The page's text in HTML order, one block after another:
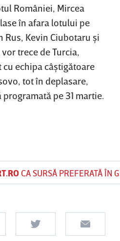
României, Mircea
în afara lotului pe
Rus, Kevin Ciubotaru şi
trece de Turcia,
echipa câştigătoare
tot în deplasare,
pe 31 martie.
CA SURSĂ PREFERATĂ ÎN